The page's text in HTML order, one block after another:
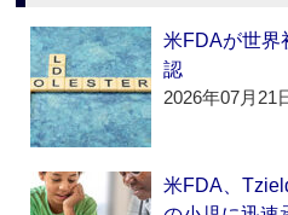
米FDAが世界
認
2026年07月21
米FDA、